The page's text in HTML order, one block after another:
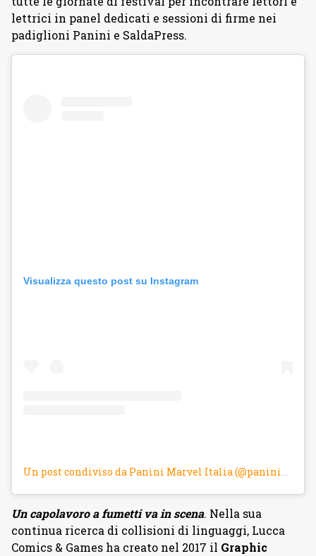
lettrici in panel dedicati e sessioni di firme nei
padiglioni Panini e SaldaPress.
Visualizza questo post su Instagram
Un post condiviso da Panini Marvel Italia (@panini_marvelit)
Un capolavoro a fumetti va in scena. Nella sua
continua ricerca di collisioni di linguaggi, Lucca
Comics & Games ha creato nel 2017 il Graphic